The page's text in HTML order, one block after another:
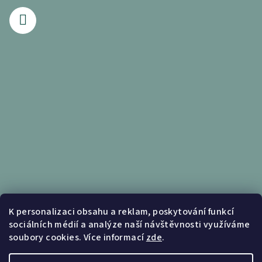
K personalizaci obsahu a reklam, poskytování funkcí
sociálních médií a analýze naší návštěvnosti využíváme
soubory cookies. Více informacízde.
Informace pro vás
Obchodní podmínky